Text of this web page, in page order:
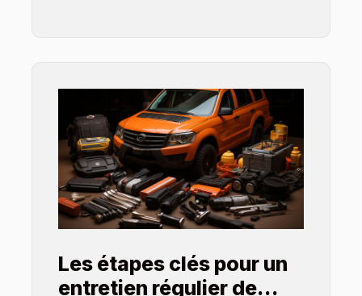
Les étapes clés pour un
entretien régulier de